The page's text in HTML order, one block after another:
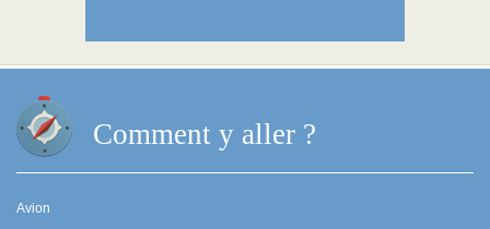
Comment y aller ?
Avion